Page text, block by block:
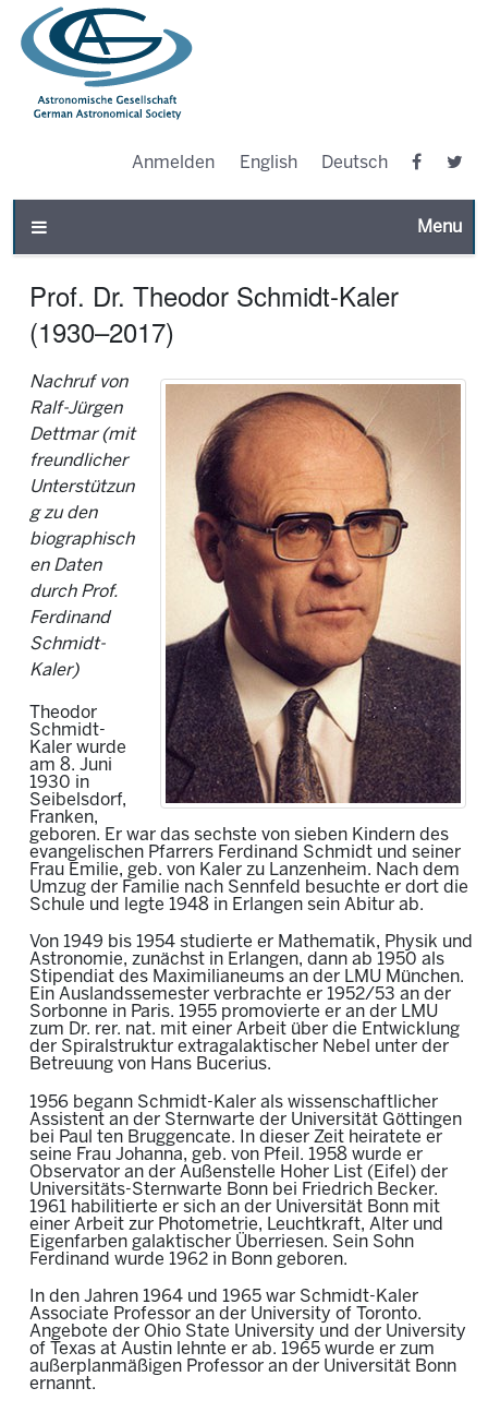
Anmelden English Deutsch
Toggle
Prof. Dr. Theodor Schmidt-Kaler
(1930–2017)
Nachruf von
Ralf-Jürgen
Dettmar (mit
freundlicher
Unterstützun
g zu den
biographisch
en Daten
durch Prof.
Ferdinand
Schmidt-
Kaler)
Theodor
Schmidt-
Kaler wurde
am 8. Juni
1930 in
Seibelsdorf,
Franken,
geboren. Er war das sechste von sieben Kindern des
evangelischen Pfarrers Ferdinand Schmidt und seiner
Frau Emilie, geb. von Kaler zu Lanzenheim. Nach dem
Umzug der Familie nach Sennfeld besuchte er dort die
Schule und legte 1948 in Erlangen sein Abitur ab.
Von 1949 bis 1954 studierte er Mathematik, Physik und
Astronomie, zunächst in Erlangen, dann ab 1950 als
Stipendiat des Maximilianeums an der LMU München.
Ein Auslandssemester verbrachte er 1952/53 an der
Sorbonne in Paris. 1955 promovierte er an der LMU
zum Dr. rer. nat. mit einer Arbeit über die Entwicklung
der Spiralstruktur extragalaktischer Nebel unter der
Betreuung von Hans Bucerius.
1956 begann Schmidt-Kaler als wissenschaftlicher
Assistent an der Sternwarte der Universität Göttingen
bei Paul ten Bruggencate. In dieser Zeit heiratete er
seine Frau Johanna, geb. von Pfeil. 1958 wurde er
Observator an der Außenstelle Hoher List (Eifel) der
Universitäts-Sternwarte Bonn bei Friedrich Becker.
1961 habilitierte er sich an der Universität Bonn mit
einer Arbeit zur Photometrie, Leuchtkraft, Alter und
Eigenfarben galaktischer Überriesen. Sein Sohn
Ferdinand wurde 1962 in Bonn geboren.
In den Jahren 1964 und 1965 war Schmidt-Kaler
Associate Professor an der University of Toronto.
Angebote der Ohio State University und der University
of Texas at Austin lehnte er ab. 1965 wurde er zum
außerplanmäßigen Professor an der Universität Bonn
ernannt.